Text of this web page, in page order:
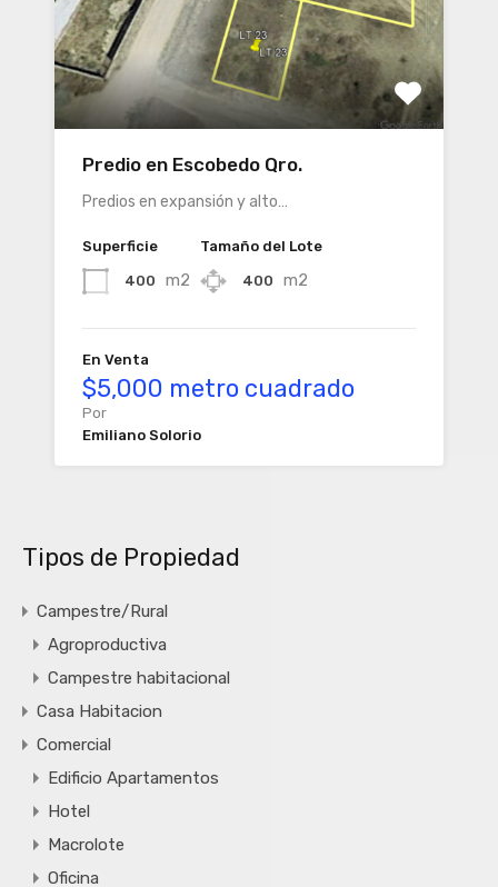
Predio en Escobedo Qro.
Predios en expansión y alto…
Superficie
400 m2
Tamaño del Lote
400 m2
En Venta
$5,000 metro cuadrado
Por
Emiliano Solorio
Tipos de Propiedad
Campestre/Rural
Agroproductiva
Campestre habitacional
Casa Habitacion
Comercial
Edificio Apartamentos
Hotel
Macrolote
Oficina